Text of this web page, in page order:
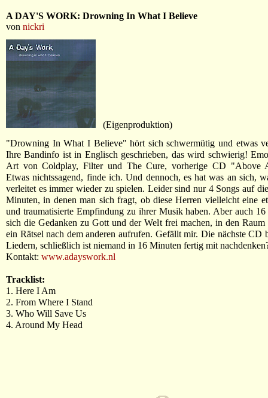
A DAY'S WORK: Drowning In What I Believe
von nickri
(Eigenproduktion)
"Drowning In What I Believe" hört sich schwermütig und etwas
Ihre Bandinfo ist in Englisch geschrieben, das wird schwierig!
Art von Coldplay, Filter und The Cure, vorherige CD "Above
Etwas nichtssagend, finde ich. Und dennoch, es hat was an sich,
verleitet es immer wieder zu spielen. Leider sind nur 4 Songs auf
Minuten, in denen man sich fragt, ob diese Herren vielleicht eine
und traumatisierte Empfindung zu ihrer Musik haben. Aber auch
sich die Gedanken zu Gott und der Welt frei machen, in den Raum
ein Rätsel nach dem anderen aufrufen. Gefällt mir. Die nächste CD
Liedern, schließlich ist niemand in 16 Minuten fertig mit
Kontakt: www.adayswork.nl
Tracklist:
1. Here I Am
2. From Where I Stand
3. Who Will Save Us
4. Around My Head